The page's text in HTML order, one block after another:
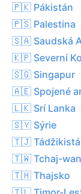
🇵🇰 Pákistán
🇵🇸 Palestina
🇸🇦 Saudská
🇰🇵 Severní
🇸🇬 Singapur
🇦🇪 Spojené
🇱🇰 Srí Lanka
🇸🇾 Sýrie
🇹🇯
🇹🇼 Tchaj-wan
🇹🇭 Thajsko